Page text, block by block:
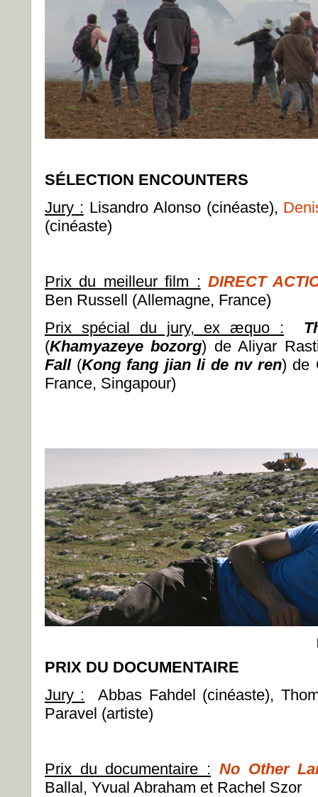
SÉLECTION ENCOUNTERS
Jury : Lisandro Alonso (cinéaste),
(cinéaste)
Prix du meilleur film : DIRECT
Ben Russell (Allemagne, France)
Prix spécial du jury, ex æquo :
(Khamyazeye bozorg) de Aliyar
Fall(Kong fang jian li de nv ren) de
France, Singapour)
PRIX DU DOCUMENTAIRE
Jury : Abbas Fahdel (cinéaste),
Paravel (artiste)
Prix du documentaire : No Other
Ballal, Yvual Abraham et Rachel Szor